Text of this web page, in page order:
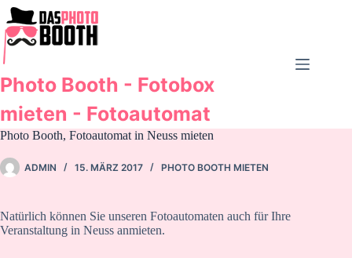
Zum
Inhalt
springen
Photo Booth - Fotobox
mieten - Fotoautomat
Photo Booth, Fotoautomat in Neuss mieten
ADMIN 15. MÄRZ 2017 PHOTO BOOTH MIETEN
Natürlich können Sie unseren Fotoautomaten auch für Ihre
Veranstaltung in Neuss anmieten.